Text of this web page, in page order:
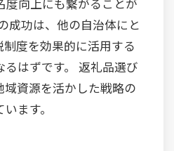
成功は、他の自治体にと
制度を効果的に活用する
はずです。 返礼品選び
域資源を活かした戦略の
ます。